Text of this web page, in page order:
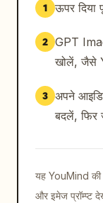
1 ऊपर दिया
2 GPT
खोलें, जैसे
3 अपने
बदलें, फिर
यह YouMind की
और इमेज प्रॉम्प्ट